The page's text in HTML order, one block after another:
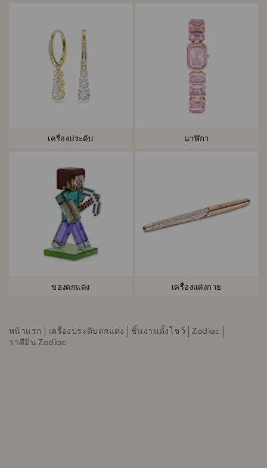
เครื่องประดับ นาฬิกา
ของตกแต่ง เครื่องแต่งกาย
หน้าแรก เครื่องประดับตกแต่ง ชิ้นงานตั้งโชว์
Zodiac
ราศีมีน Zodiac